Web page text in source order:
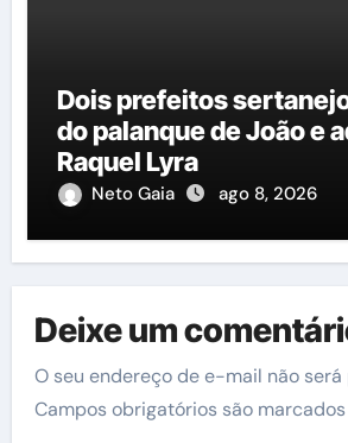
Dois prefeitos
do palanque de João e
Raquel Lyra
Neto Gaia ago 8, 2026
Deixe um
O seu endereço de e-mail não
Campos obrigatórios são